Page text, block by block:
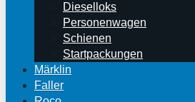
Dieselloks
Personenwagen
Schienen
Startpackungen
Märklin
Faller